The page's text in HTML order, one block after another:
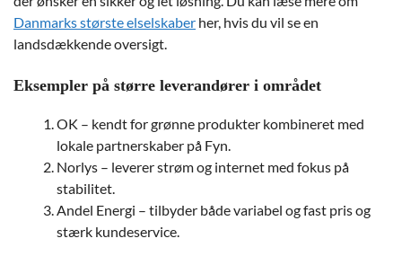
Danmarks største elselskaber her, hvis du vil se en
landsdækkende oversigt.
Eksempler på større leverandører i området
OK – kendt for grønne produkter kombineret med
lokale partnerskaber på Fyn.
Norlys – leverer strøm og internet med fokus på
stabilitet.
Andel Energi – tilbyder både variabel og fast pris og
stærk kundeservice.